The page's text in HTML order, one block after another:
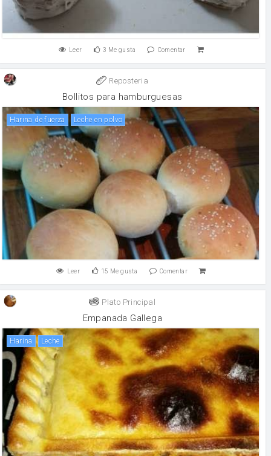
Leer 3 Me gusta Comentar
Reposteria
Bollitos para hamburguesas
harina de fuerza leche en polvo
Leer 15 Me gusta Comentar
Plato Principal
Empanada Gallega
harina leche